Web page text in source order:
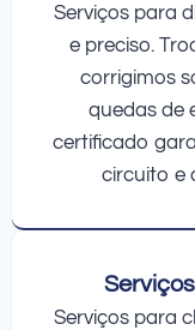
Serviços para
e preciso.
corrigimos
quedas de
certificado
circuito e
Serviços para